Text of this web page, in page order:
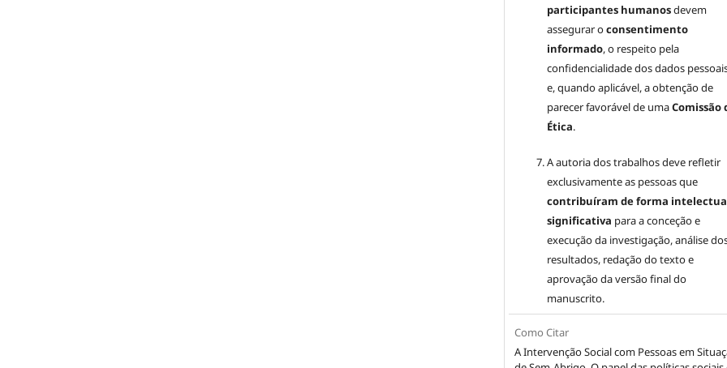
participantes humanosdevem
assegurar oconsentimento
informado, o respeito pela
confidencialidade dos dados
e, quando aplicável, a obtenção de
parecer favorável de umaComissão
Ética.
A autoria dos trabalhos deve refletir
exclusivamente as pessoas que
contribuíram de forma
significativa para a conceção e
execução da investigação, análise
resultados, redação do texto e
aprovação da versão final do
manuscrito.
Como Citar
A Intervenção Social com Pessoas em